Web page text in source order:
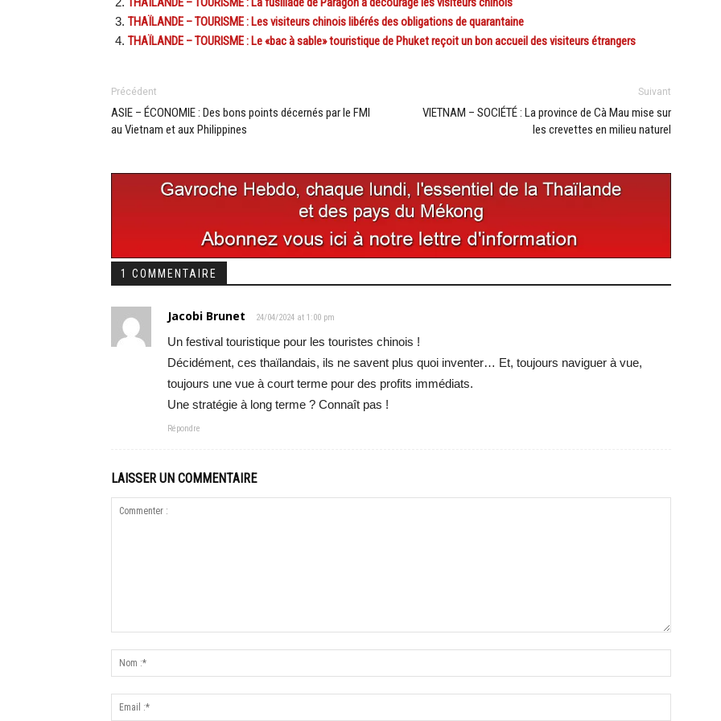
THAÏLANDE – TOURISME : Les visiteurs chinois libérés des obligations de quarantaine
THAÏLANDE – TOURISME : Le «bac à sable» touristique de Phuket reçoit un bon accueil des visiteurs étrangers
Précédent
ASIE – ÉCONOMIE : Des bons points décernés par le FMI
au Vietnam et aux Philippines
Suivant
VIETNAM – SOCIÉTÉ : La province de Cà Mau mise sur
les crevettes en milieu naturel
1 COMMENTAIRE
Jacobi Brunet 24/04/2024 at 1:00 pm
Un festival touristique pour les touristes chinois !
Décidément, ces thaïlandais, ils ne savent plus quoi inventer… Et, toujours naviguer à vue,
toujours une vue à court terme pour des profits immédiats.
Une stratégie à long terme ? Connaît pas !
Répondre
LAISSER UN COMMENTAIRE